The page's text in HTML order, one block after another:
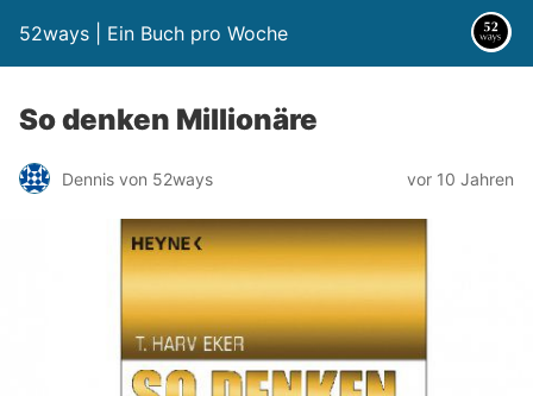
52ways | Ein Buch pro Woche
So denken Millionäre
Dennis von 52ways vor 10 Jahren